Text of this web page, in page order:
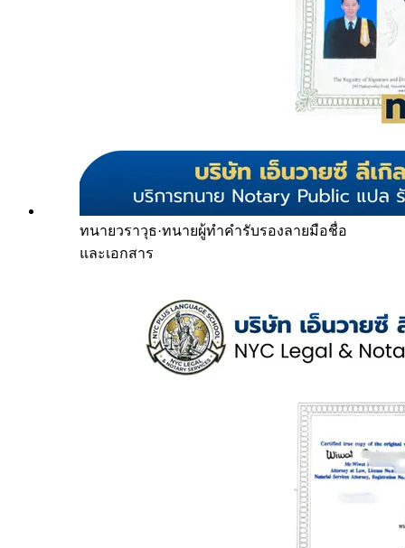
ทนายวราวุธ·ทนายผู้ทำคำรับรองลายมือชื่อ
และเอกสาร